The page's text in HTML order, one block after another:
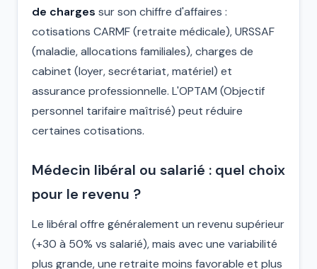
de charges sur son chiffre d'affaires :
cotisations CARMF (retraite médicale), URSSAF
(maladie, allocations familiales), charges de
cabinet (loyer, secrétariat, matériel) et
assurance professionnelle. L'OPTAM (Objectif
personnel tarifaire maîtrisé) peut réduire
certaines cotisations.
Médecin libéral ou salarié : quel choix
pour le revenu ?
Le libéral offre généralement un revenu supérieur
(+30 à 50% vs salarié), mais avec une variabilité
plus grande, une retraite moins favorable et plus